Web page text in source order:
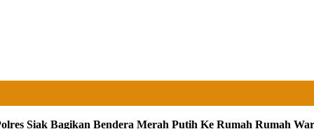
Siak Bagikan Bendera Merah Putih Ke Rumah Rumah